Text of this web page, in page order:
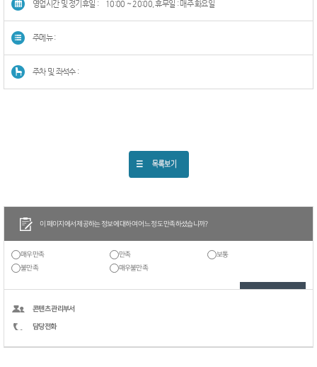
영업시간 및 정기휴일 : 10:00 ~ 20:00, 휴무일 : 매주 화요일
주메뉴 :
주차 및 좌석수 :
이 페이지에서 제공하는 정보에 대하여 어느 정도 만족하셨습니까?
매우만족 만족
보통
불만족
매우불만족
콘텐츠 관리부서
담당전화